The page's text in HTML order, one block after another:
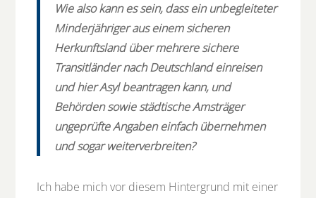
Wie also kann es sein, dass ein unbegleiteter
Minderjähriger aus einem sicheren
Herkunftsland über mehrere sichere
Transitländer nach Deutschland einreisen
und hier Asyl beantragen kann, und
Behörden sowie städtische Amsträger
ungeprüfte Angaben einfach übernehmen
und sogar weiterverbreiten?
Ich habe mich vor diesem Hintergrund mit einer